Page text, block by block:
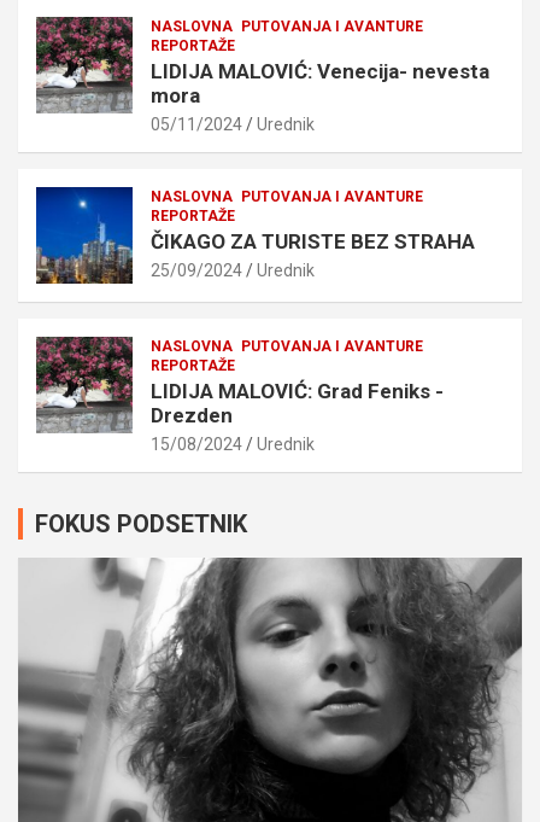
NASLOVNA PUTOVANJA I AVANTURE
REPORTAŽE
LIDIJA MALOVIĆ: Venecija- nevesta
mora
05/11/2024 Urednik
NASLOVNA PUTOVANJA I AVANTURE
REPORTAŽE
ČIKAGO ZA TURISTE BEZ STRAHA
25/09/2024 Urednik
NASLOVNA PUTOVANJA I AVANTURE
REPORTAŽE
LIDIJA MALOVIĆ: Grad Feniks -
Drezden
15/08/2024 Urednik
FOKUS PODSETNIK